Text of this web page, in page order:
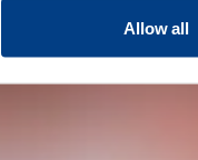
Allow all